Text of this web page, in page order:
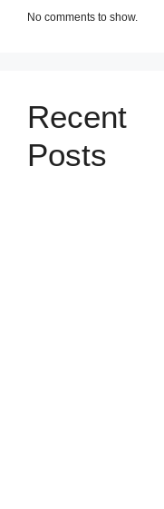
No comments to show.
Recent
Posts